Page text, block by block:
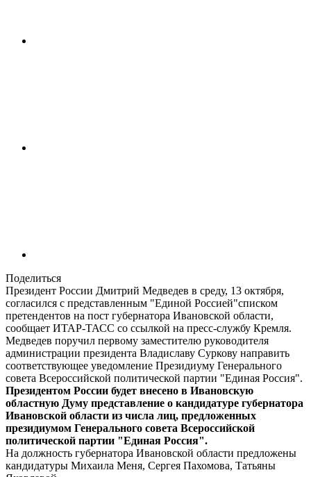
Поделиться
Президент России Дмитрий Медведев в среду, 13 октября,
согласился с представленным "Единой Россией"списком
претендентов на пост губернатора Ивановской области,
сообщает ИТАР-ТАСС со ссылкой на пресс-службу Кремля.
Медведев поручил первому заместителю руководителя
администрации президента Владиславу Суркову направить
соответствующее уведомление Президиуму Генерального
совета Всероссийской политической партии "Единая Россия".
Президентом России будет внесено в Ивановскую
областную Думу представление о кандидатуре губернатора
Ивановской области из числа лиц, предложенных
президиумом Генерального совета Всероссийской
политической партии "Единая Россия".
На должность губернатора Ивановской области предложены
кандидатуры Михаила Меня, Сергея Пахомова, Татьяны